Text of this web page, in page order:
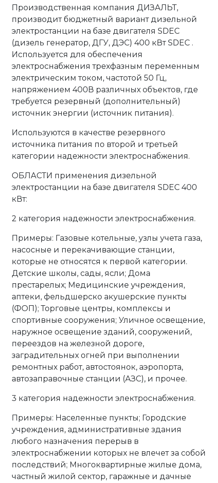
Производственная компания ДИЗАЛЬТ,
производит бюджетный вариант дизельной
электростанции на базе двигателя SDEC
(дизель генератор, ДГУ, ДЭС) 400 кВт SDEC .
Используется для обеспечения
электроснабжения трехфазным переменным
электрическим током, частотой 50 Гц,
напряжением 400В различных объектов, где
требуется резервный (дополнительный)
источник энергии (источник питания).
Используются в качестве резервного
источника питания по второй и третьей
категории надежности электроснабжения.
ОБЛАСТИ применения дизельной
электростанции на базе двигателя SDEC 400
кВт:
2 категория надежности электроснабжения.
Примеры: Газовые котельные, узлы учета газа,
насосные и перекачивающие станции,
которые не относятся к первой категории.
Детские школы, сады, ясли; Дома
престарелых; Медицинские учреждения,
аптеки, фельдшерско акушерские пункты
(ФОП); Торговые центры, комплексы и
спортивные сооружения; Уличное освещение,
наружное освещение зданий, сооружений,
переездов на железной дороге,
заградительных огней при выполнении
ремонтных работ, автостоянок, аэропорта,
автозаправочные станции (АЗС), и прочее.
3 категория надежности электроснабжения.
Примеры: Населенные пункты; Городские
учреждения, административные здания
любого назначения перерыв в
электроснабжении которых не влечет за собой
последствий; Многоквартирные жилые дома,
частный жилой сектор, гаражные и дачные